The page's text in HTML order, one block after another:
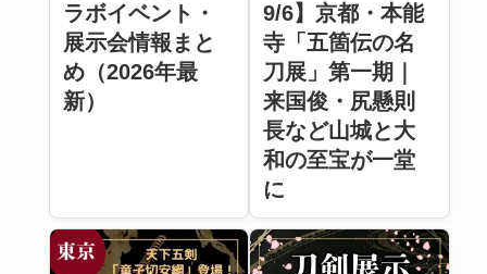
ラボイベント・
展示会情報まと
め（2026年最
新）
9/6】京都・本能
寺「五箇伝の名
刀展」第一期｜
来国俊・尻懸則
長など山城と大
和の至宝が一堂
に